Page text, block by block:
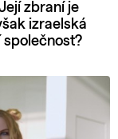
zbraní je
izraelská